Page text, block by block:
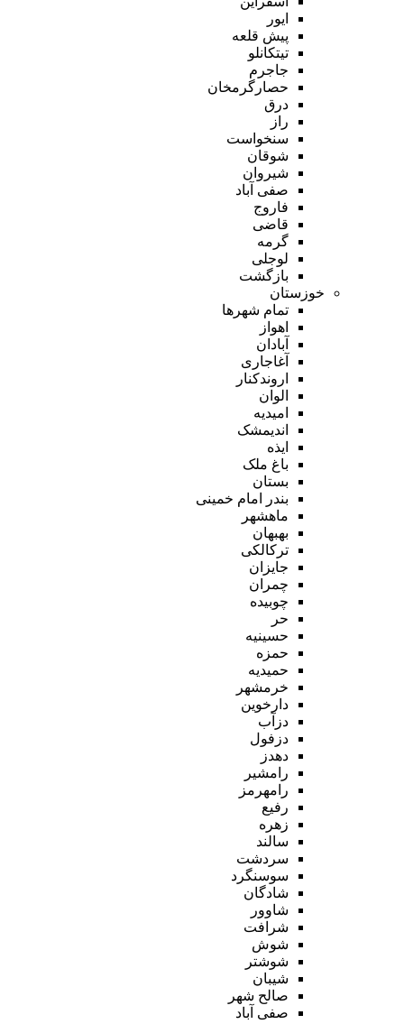
ایور
پیش قلعه
تیتکانلو
جاجرم
حصارگرمخان
درق
راز
سنخواست
شوقان
شیروان
صفی آباد
فاروج
قاضی
گرمه
لوجلی
بازگشت
خوزستان
تمام شهر‌ها
اهواز
آبادان
آغاجاری
اروندکنار
الوان
امیدیه
اندیمشک
ایذه
باغ ملک
بستان
بندر امام خمینی
ماهشهر
بهبهان
ترکالکی
جایزان
چمران
چوبیده
حر
حسینیه
حمزه
حمیدیه
خرمشهر
دارخوین
دزآب
دزفول
دهدز
رامشیر
رامهرمز
رفیع
زهره
سالند
سردشت
سوسنگرد
شادگان
شاوور
شرافت
شوش
شوشتر
شیبان
صالح شهر
صفی آباد